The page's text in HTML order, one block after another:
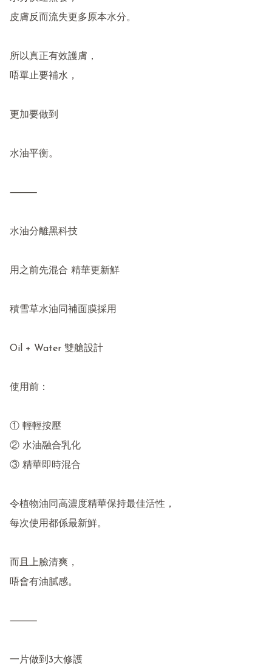
皮膚反而流失更多原本水分。
所以真正有效護膚，
唔單止要補水，
更加要做到
水油平衡。
⸻
水油分離黑科技
用之前先混合 精華更新鮮
積雪草水油同補面膜採用
Oil + Water 雙艙設計
使用前：
① 輕輕按壓
② 水油融合乳化
③ 精華即時混合
令植物油同高濃度精華保持最佳活性，
每次使用都係最新鮮。
而且上臉清爽，
唔會有油膩感。
⸻
一片做到3大修護